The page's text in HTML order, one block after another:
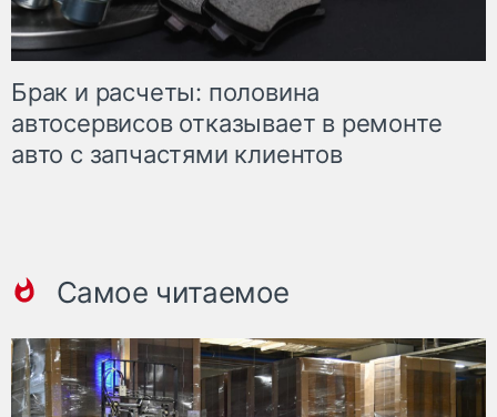
Брак и расчеты: половина
автосервисов отказывает в ремонте
авто с запчастями клиентов
Самое читаемое